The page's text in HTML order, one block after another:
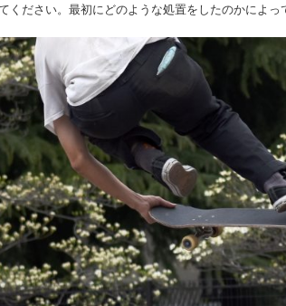
ください。最初にどのような処置をしたのかによっ